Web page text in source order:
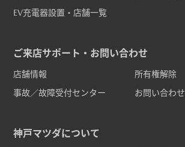
EV充電器設置・店舗一覧
ご来店サポート・お問い合わせ
店舗情報
所有権解除
事故／故障受付センター
お問い合わせ
神戸マツダについて